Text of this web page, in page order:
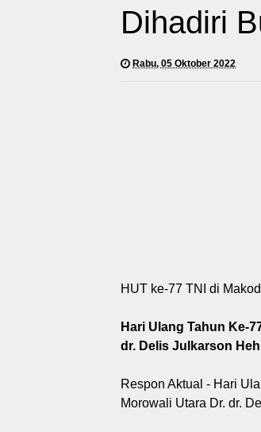
Dihadiri
Rabu, 05 Oktober 2022
HUT ke-77 TNI di
Hari Ulang Tahun Ke-
dr. Delis Julkarson
Respon Aktual - Hari
Morowali Utara Dr. dr.